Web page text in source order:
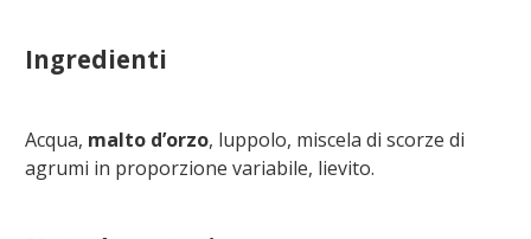
Ingredienti
Acqua, malto d’orzo, luppolo, miscela di scorze di
agrumi in proporzione variabile, lievito.